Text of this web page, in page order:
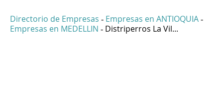
Directorio de Empresas - Empresas en ANTIOQUIA -
Empresas en MEDELLIN - Distriperros La Vil...